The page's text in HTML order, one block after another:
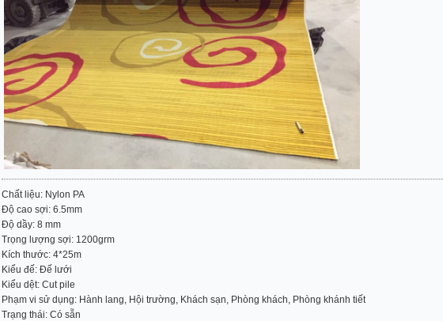
Chất liệu: Nylon PA
Độ cao sợi: 6.5mm
Độ dầy: 8 mm
Trọng lượng sợi: 1200grm
Kích thước: 4*25m
Kiểu đế: Đế lưới
Kiểu dệt: Cut pile
Phạm vi sử dụng: Hành lang, Hội trường, Khách sạn, Phòng khách, Phòng khánh tiết
Trạng thái: Có sẵn